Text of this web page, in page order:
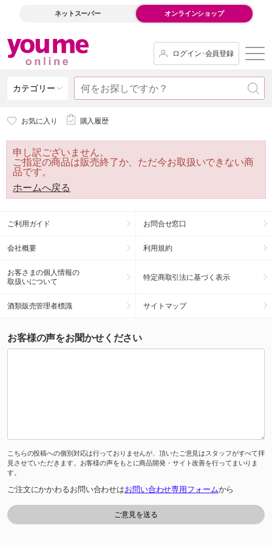
ネットスーパー オンラインショップ
ログイン･会員登録
カテゴリー
お気に入り 購入履歴
申し訳ございません。
ご指定の商品は販売終了か、ただ今お取扱いできない商
品です。
ホームへ戻る
ご利用ガイド お問合せ窓口
会社概要 利用規約
お客さまの個人情報の
取扱いについて
特定商取引法に基づく表示
酒類販売管理者標識 サイトマップ
お客様の声をお聞かせください
こちらの投稿への個別対応は行っておりませんが、頂いたご意見はスタッフがすべて拝
見させていただきます。お客様の声をもとに商品開発・サイト改善を行ってまいりま
す。
ご注文にかかわるお問い合わせはお問い合わせ専用フォームから